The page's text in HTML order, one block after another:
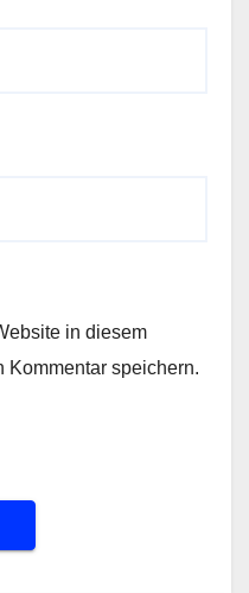
in diesem
Kommentar speichern.